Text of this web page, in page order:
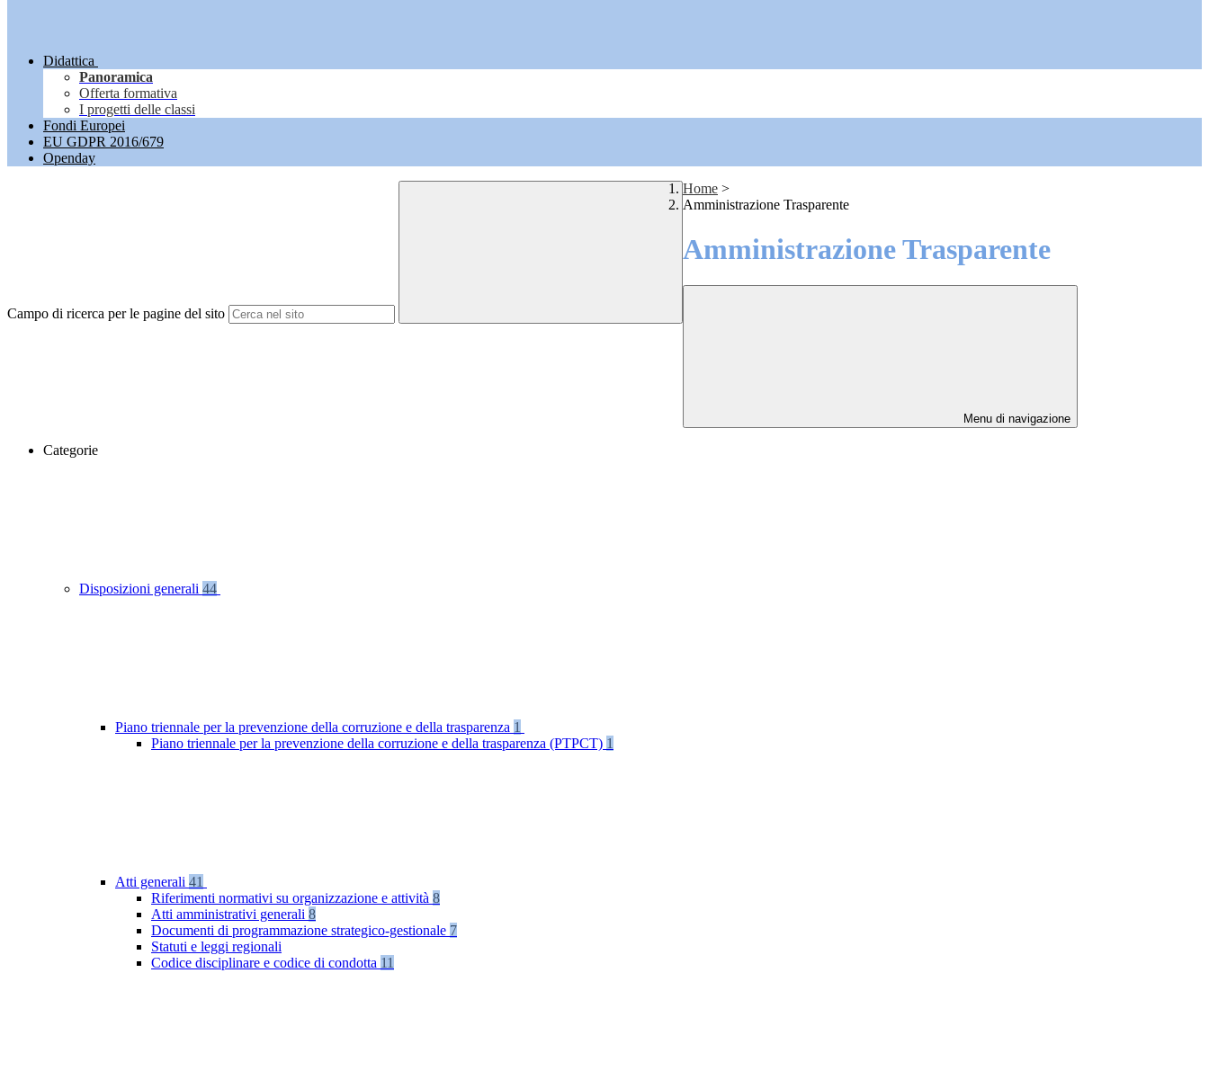
Didattica
Panoramica
Offerta formativa
I progetti delle classi
Fondi Europei
EU GDPR 2016/679
Openday
Campo di ricerca per le pagine del sito
Home >
Amministrazione Trasparente
Amministrazione Trasparente
Menu di navigazione
Categorie
Disposizioni generali 44
Piano triennale per la prevenzione della corruzione e della trasparenza 1
Piano triennale per la prevenzione della corruzione e della trasparenza (PTPCT) 1
Atti generali 41
Riferimenti normativi su organizzazione e attività 8
Atti amministrativi generali 8
Documenti di programmazione strategico-gestionale 7
Statuti e leggi regionali
Codice disciplinare e codice di condotta 11